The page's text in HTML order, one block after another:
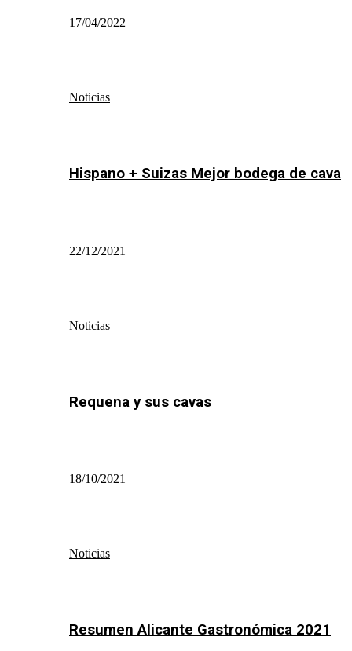
17/04/2022
Noticias
Hispano + Suizas Mejor bodega de cava
22/12/2021
Noticias
Requena y sus cavas
18/10/2021
Noticias
Resumen Alicante Gastronómica 2021